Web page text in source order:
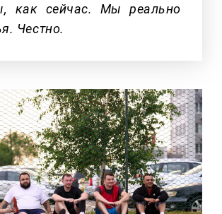
как сейчас. Мы реально
Честно.